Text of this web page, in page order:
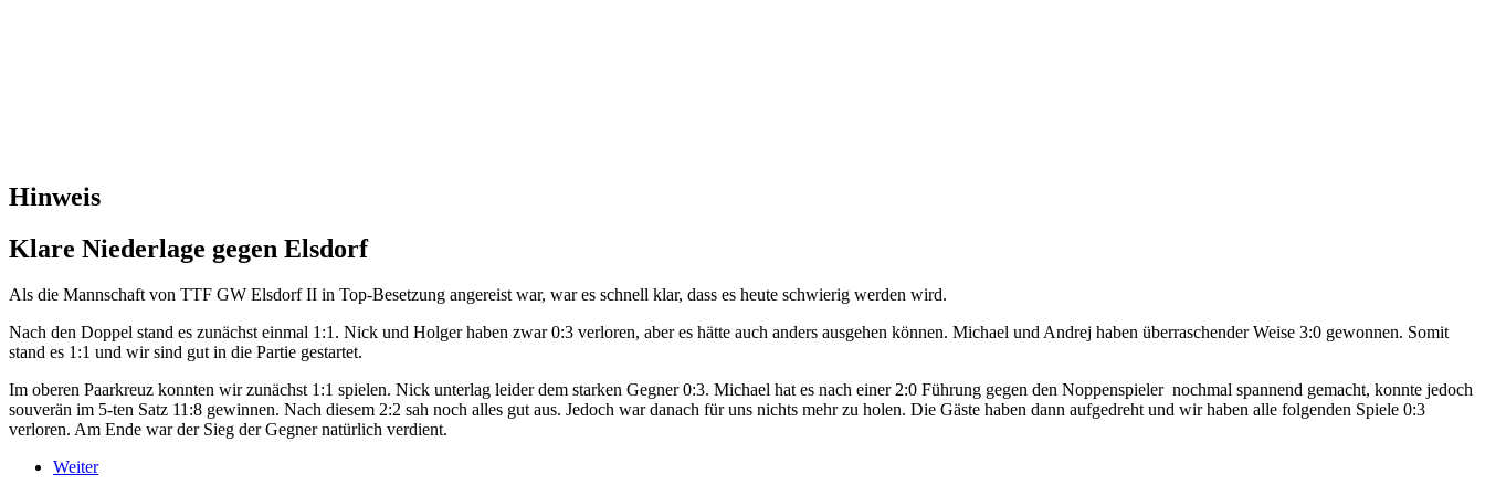
Hinweis
Klare Niederlage gegen Elsdorf
Als die Mannschaft von TTF GW Elsdorf II in Top-Besetzung angereist war, war es schnell klar, dass es heute schwierig werden wird.
Nach den Doppel stand es zunächst einmal 1:1. Nick und Holger haben zwar 0:3 verloren, aber es hätte auch anders ausgehen können. Michael und Andrej haben überraschender Weise 3:0 gewonnen. Somit
stand es 1:1 und wir sind gut in die Partie gestartet.
Im oberen Paarkreuz konnten wir zunächst 1:1 spielen. Nick unterlag leider dem starken Gegner 0:3. Michael hat es nach einer 2:0 Führung gegen den Noppenspieler nochmal spannend gemacht, konnte jedoch
souverän im 5-ten Satz 11:8 gewinnen. Nach diesem 2:2 sah noch alles gut aus. Jedoch war danach für uns nichts mehr zu holen. Die Gäste haben dann aufgedreht und wir haben alle folgenden Spiele 0:3
verloren. Am Ende war der Sieg der Gegner natürlich verdient.
Weiter